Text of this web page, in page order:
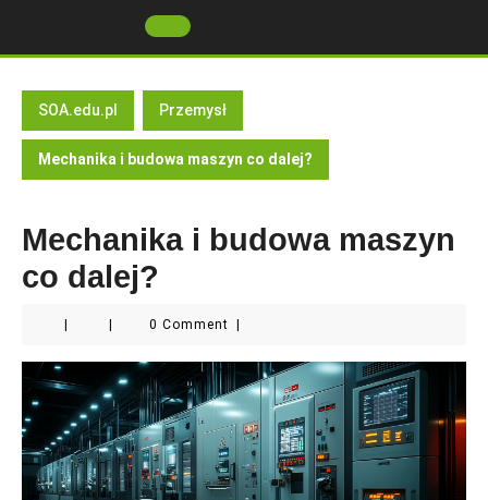
Open
Button
SOA.edu.pl Przemysł
Mechanika i budowa maszyn co dalej?
Mechanika i budowa maszyn
co dalej?
0 Comment